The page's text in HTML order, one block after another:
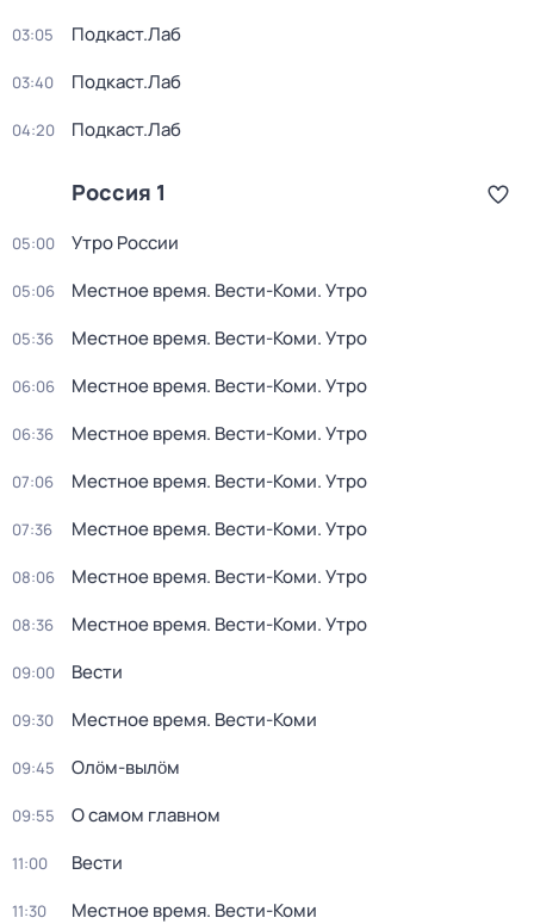
03:05 Подкаст.Лаб
03:40 Подкаст.Лаб
04:20 Подкаст.Лаб
Россия 1
05:00 Утро России
05:06 Местное время. Вести-Коми. Утро
05:36 Местное время. Вести-Коми. Утро
06:06 Местное время. Вести-Коми. Утро
06:36 Местное время. Вести-Коми. Утро
07:06 Местное время. Вести-Коми. Утро
07:36 Местное время. Вести-Коми. Утро
08:06 Местное время. Вести-Коми. Утро
08:36 Местное время. Вести-Коми. Утро
09:00 Вести
09:30 Местное время. Вести-Коми
09:45 Олӧм-вылӧм
09:55 О самом главном
11:00 Вести
11:30 Местное время. Вести-Коми